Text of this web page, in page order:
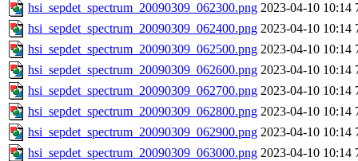
hsi_sepdet_spectrum_20090309_062300.png 2023-04-10 10:14
hsi_sepdet_spectrum_20090309_062400.png 2023-04-10 10:14
hsi_sepdet_spectrum_20090309_062500.png 2023-04-10 10:14
hsi_sepdet_spectrum_20090309_062600.png 2023-04-10 10:14
hsi_sepdet_spectrum_20090309_062700.png 2023-04-10 10:14
hsi_sepdet_spectrum_20090309_062800.png 2023-04-10 10:14
hsi_sepdet_spectrum_20090309_062900.png 2023-04-10 10:14
hsi_sepdet_spectrum_20090309_063000.png 2023-04-10 10:14